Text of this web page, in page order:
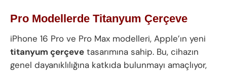
Pro Modellerde Titanyum Çerçeve
iPhone 16 Pro ve Pro Max modelleri, Apple’ın yeni
titanyum çerçeve tasarımına sahip. Bu, cihazın
genel dayanıklılığına katkıda bulunmayı amaçlıyor,